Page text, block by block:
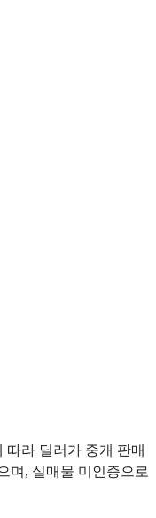
따라 딜러가 중개 판매
며, 실매물 미인증으로